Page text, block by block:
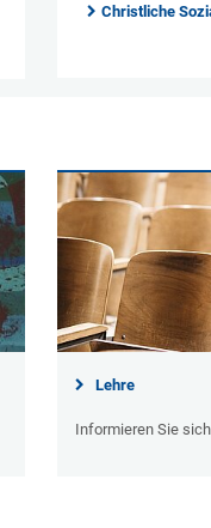
Christliche
Lehre
Informieren Sie